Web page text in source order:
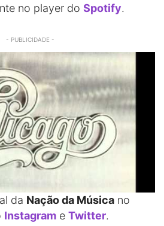
no player do Spotify.
- PUBLICIDADE -
da Nação da Música no
Instagram e Twitter.